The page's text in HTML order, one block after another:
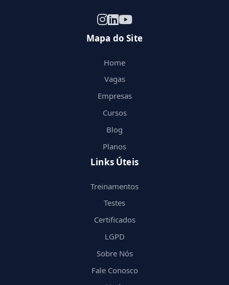
Mapa do Site
Home
Vagas
Empresas
Cursos
Blog
Planos
Links Úteis
Treinamentos
Testes
Certificados
LGPD
Sobre Nós
Fale Conosco